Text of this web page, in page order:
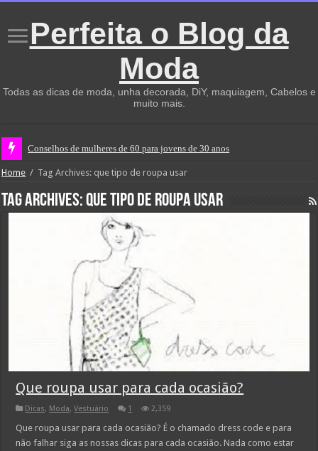
Perfeita o Blog da
Moda
Todas as dicas de moda, unha decorada, DiY, maquiagem, Cabelos e
muito mais.
Conselhos de mulheres de 60 para jovens de 30 anos
Home / Tag Archives: que tipo de roupa usar
Tag Archives:que tipo de roupa usar
Que roupa usar para cada ocasião?
Dicas, Moda,Vestuário 1 2,359
Que roupa usar para cada ocasião? É o chamado dress code e para
não falhar siga as nossas dicas para cada ocasião. Nada como estar